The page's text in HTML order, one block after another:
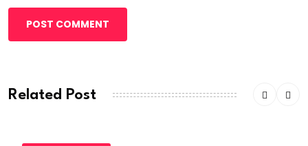
POST COMMENT
Related Post